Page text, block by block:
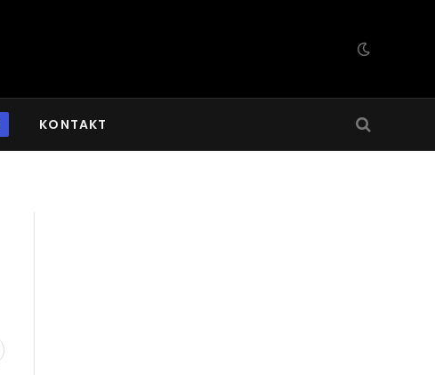
KONTAKT